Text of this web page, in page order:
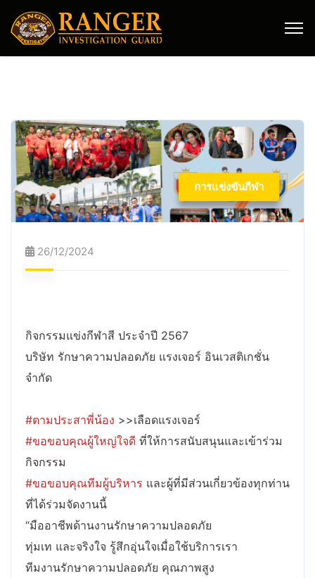
การแข่งขันกีฬา
26/12/2024
กิจกรรมแข่งกีฬาสี ประจำปี 2567
บริษัท รักษาความปลอดภัย แรงเจอร์ อินเวสติเกชั่น
จำกัด
#ตามประสาพี่น้อง >>เลือดแรงเจอร์
#ขอขอบคุณผู้ใหญ่ใจดี ที่ให้การสนับสนุนและเข้าร่วม
กิจกรรม
#ขอขอบคุณทีมผู้บริหาร และผู้ที่มีส่วนเกี่ยวข้องทุกท่าน
ที่ได้ร่วมจัดงานนี้
“มืออาชีพด้านงานรักษาความปลอดภัย
ทุ่มเท และจริงใจ รู้สึกอุ่นใจเมื่อใช้บริการเรา
ทีมงานรักษาความปลอดภัย คุณภาพสูง